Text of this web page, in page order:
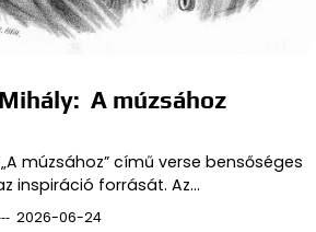
A múzsához
múzsához” című verse bensőséges
inspiráció forrását. Az…
2026-06-24